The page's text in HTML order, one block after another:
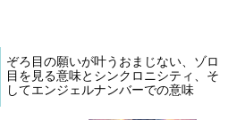
ぞろ目の願いが叶うおまじない、ゾロ
目を見る意味とシンクロニシティ、そ
してエンジェルナンバーでの意味